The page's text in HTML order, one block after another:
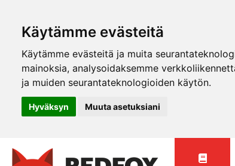
Käytämme evästeitä
Käytämme evästeitä ja muita
mainoksia, analysoidaksemme
ja muiden seurantateknologioiden käytön.
Hyväksyn Muuta asetuksiani